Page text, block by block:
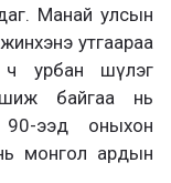
Манай улсын
утгаараа
урбан шүлэг
байгаа нь
90-ээд оныхон
монгол ардын